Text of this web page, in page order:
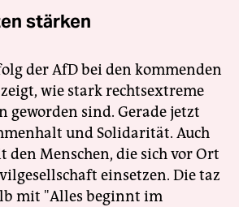
stärken
der AfD bei den kommenden
wie stark rechtsextreme
geworden sind. Gerade jetzt
und Solidarität. Auch
den Menschen, die sich vor Ort
einsetzen. Die taz
mit "Alles beginnt im